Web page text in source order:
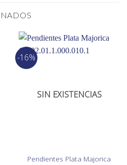
-16%
SIN EXISTENCIAS
Pendientes Plata Majorica